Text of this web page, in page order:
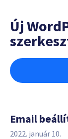
Új
Email
2022. január 10.